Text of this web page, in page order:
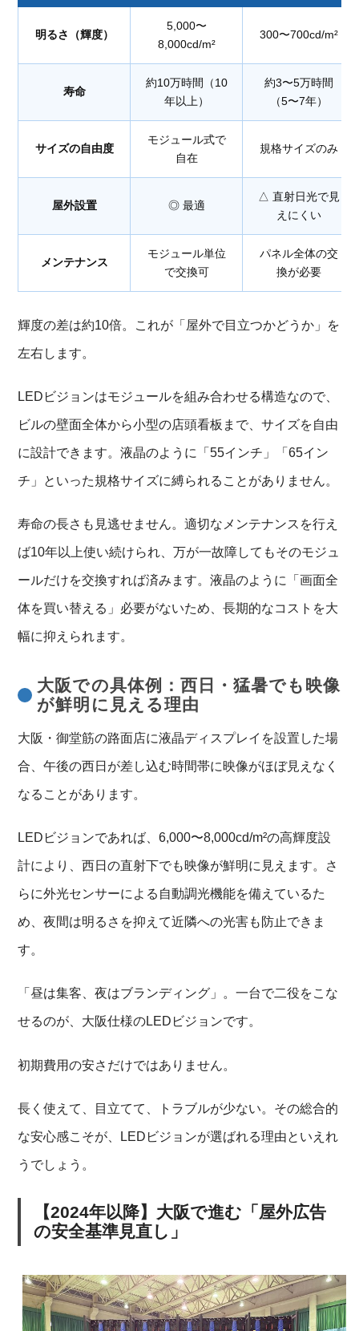
明るさ（輝度）
5,000〜
8,000cd/m²
300〜700cd/m²
寿命
約10万時間（10
年以上）
約3〜5万時間
（5〜7年）
サイズの自由度
モジュール式で
自在
規格サイズのみ
屋外設置 ◎ 最適
△ 直射日光で見
えにくい
メンテナンス
モジュール単位
で交換可
パネル全体の交
換が必要
輝度の差は約10倍。これが「屋外で目立つかどうか」を
左右します。
LEDビジョンはモジュールを組み合わせる構造なので、
ビルの壁面全体から小型の店頭看板まで、サイズを自由
に設計できます。液晶のように「55インチ」「65イン
チ」といった規格サイズに縛られることがありません。
寿命の長さも見逃せません。適切なメンテナンスを行え
ば10年以上使い続けられ、万が一故障してもそのモジュ
ールだけを交換すれば済みます。液晶のように「画面全
体を買い替える」必要がないため、長期的なコストを大
幅に抑えられます。
大阪での具体例：西日・猛暑でも映像
が鮮明に見える理由
大阪・御堂筋の路面店に液晶ディスプレイを設置した場
合、午後の西日が差し込む時間帯に映像がほぼ見えなく
なることがあります。
LEDビジョンであれば、6,000〜8,000cd/m²の高輝度設
計により、西日の直射下でも映像が鮮明に見えます。さ
らに外光センサーによる自動調光機能を備えているた
め、夜間は明るさを抑えて近隣への光害も防止できま
す。
「昼は集客、夜はブランディング」。一台で二役をこな
せるのが、大阪仕様のLEDビジョンです。
初期費用の安さだけではありません。
長く使えて、目立てて、トラブルが少ない。その総合的
な安心感こそが、LEDビジョンが選ばれる理由といえれ
うでしょう。
【2024年以降】大阪で進む「屋外広告
の安全基準見直し」